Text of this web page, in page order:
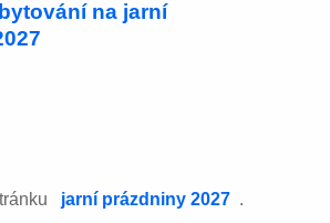
na jarní
jarní prázdniny 2027 .